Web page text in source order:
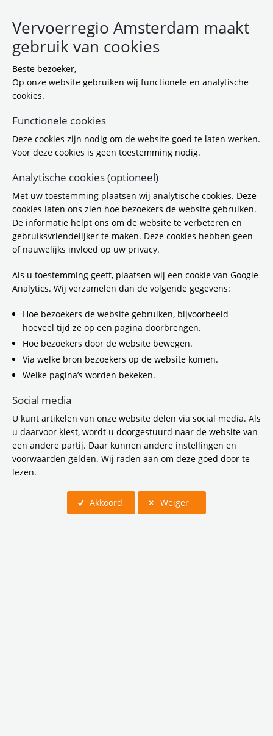
Gezondheid
Over het algemeen zijn we in Nederland
relatief gezond, maar het aantal ouderen
neemt toe. Ook hebben steeds meer
mensen overgewicht. Verder wonen er
veel mensen in onze regio op plekken
met ongezonde lucht door verkeer. Er zijn
ook steeds meer mensen die problemen
hebben met hun mentale gezondheid. De
Vervoerregio zet daarom in op
comfortabel en stressvrij reizen met zo
min mogelijk (geluids)overlast en uitstoot
Vervoerregio Amsterdam maakt
gebruik van cookies
Beste bezoeker,
Op onze website gebruiken wij functionele en analytische
cookies.
Functionele cookies
Deze cookies zijn nodig om de website goed te laten werken.
Voor deze cookies is geen toestemming nodig.
Analytische cookies (optioneel)
Met uw toestemming plaatsen wij analytische cookies. Deze
cookies laten ons zien hoe bezoekers de website gebruiken.
De informatie helpt ons om de website te verbeteren en
gebruiksvriendelijker te maken. Deze cookies hebben geen
of nauwelijks invloed op uw privacy.
Als u toestemming geeft, plaatsen wij een cookie van Google
Analytics. Wij verzamelen dan de volgende gegevens:
Hoe bezoekers de website gebruiken, bijvoorbeeld
hoeveel tijd ze op een pagina doorbrengen.
Hoe bezoekers door de website bewegen.
Via welke bron bezoekers op de website komen.
Welke pagina’s worden bekeken.
Social media
U kunt artikelen van onze website delen via social media. Als
u daarvoor kiest, wordt u doorgestuurd naar de website van
een andere partij. Daar kunnen andere instellingen en
voorwaarden gelden. Wij raden aan om deze goed door te
lezen.
Akkoord Weiger